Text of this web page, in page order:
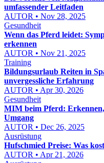
umfassender Leitfaden
AUTOR • Nov 28, 2025
Gesundheit
Wenn das Pferd leidet:
erkennen
AUTOR • Nov 21, 2025
Training
Bildungsurlaub Reiten in
unvergessliche Erfahrung
AUTOR • Apr 30, 2026
Gesundheit
MIM beim Pferd:
Umgang
AUTOR • Dec 26, 2025
Ausrüstung
Hufschmied Preise: Was
AUTOR • Apr 21, 2026